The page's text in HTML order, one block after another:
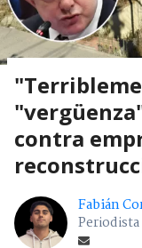
contra
Fabián